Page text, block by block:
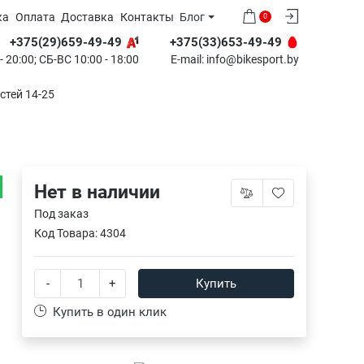
Оплата Доставка Контакты Блог
+375(29)659-49-49
СБ-ВС 10:00 - 18:00
0
+375(33)653-49-49
E-mail: info@bikesport.by
14-25
Нет в наличии
Под заказ
Код Товара:4304
- +
Купить
Купить в один клик